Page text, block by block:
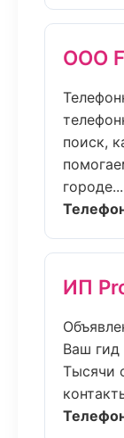
ООО
поиск,
ИП
Ваш гид
Тысячи